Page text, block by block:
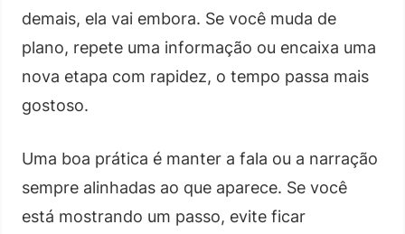
demais, ela vai embora. Se você muda de
plano, repete uma informação ou encaixa uma
nova etapa com rapidez, o tempo passa mais
gostoso.
Uma boa prática é manter a fala ou a narração
sempre alinhadas ao que aparece. Se você
está mostrando um passo, evite ficar